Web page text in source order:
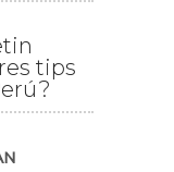
tips